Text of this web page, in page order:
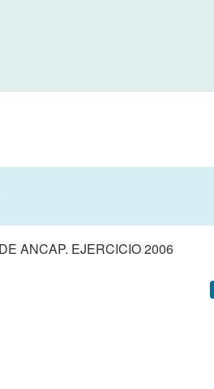
ANCAP. EJERCICIO 2006